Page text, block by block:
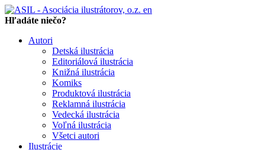
en
Hľadáte niečo?
Autori
Detská ilustrácia
Editoriálová ilustrácia
Knižná ilustrácia
Komiks
Produktová ilustrácia
Reklamná ilustrácia
Vedecká ilustrácia
Voľná ilustrácia
Všetci autori
Ilustrácie